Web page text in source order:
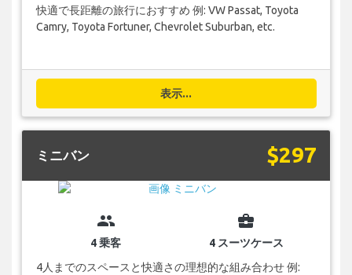
快適で長距離の旅行におすすめ 例: VW Passat, Toyota
Camry, Toyota Fortuner, Chevrolet Suburban, etc.
表示...
ミニバン $297
group
4 乗客
business_center
4 スーツケース
4人までのスペースと快適さの理想的な組み合わせ 例: